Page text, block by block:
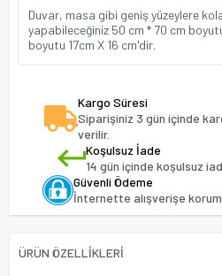
Duvar, masa gibi geniş yüzeylere
yapabileceğiniz 50 cm * 70 cm
boyutu 17cm X 16 cm'dir.
Kargo Süresi
Siparişiniz 3 gün içinde
verilir.
Koşulsuz İade
14 gün içinde koşulsuz
Güvenli Ödeme
İnternette alışverişe
ÜRÜN ÖZELLIKLERI